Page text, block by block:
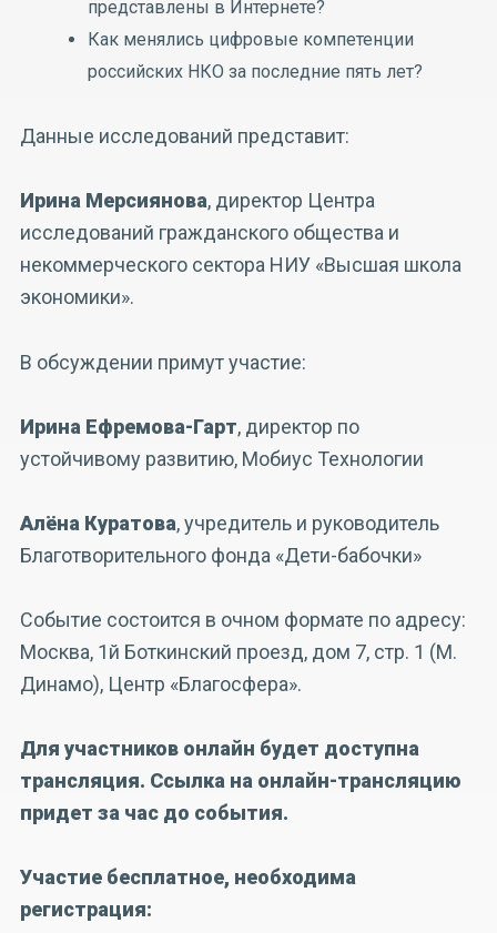
представлены в Интернете?
Как менялись цифровые компетенции
российских НКО за последние пять лет?
Данные исследований представит:
Ирина Мерсиянова, директор Центра
исследований гражданского общества и
некоммерческого сектора НИУ «Высшая школа
экономики».
В обсуждении примут участие:
Ирина Ефремова-Гарт, директор по
устойчивому развитию, Мобиус Технологии
Алёна Куратова, учредитель и руководитель
Благотворительного фонда «Дети-бабочки»
Событие состоится в очном формате по адресу:
Москва, 1й Боткинский проезд, дом 7, стр. 1 (М.
Динамо), Центр «Благосфера».
Для участников онлайн будет доступна
трансляция. Ссылка на онлайн-трансляцию
придет за час до события.
Участие бесплатное, необходима
регистрация: